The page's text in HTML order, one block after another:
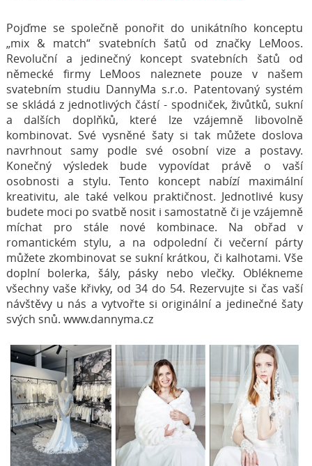
Pojďme se společně ponořit do unikátního konceptu
„mix & match“ svatebních šatů od značky LeMoos.
Revoluční a jedinečný koncept svatebních šatů od
německé firmy LeMoos naleznete pouze v našem
svatebním studiu DannyMa s.r.o. Patentovaný systém
se skládá z jednotlivých částí - spodniček, živůtků, sukní
a dalších doplňků, které lze vzájemně libovolně
kombinovat. Své vysněné šaty si tak můžete doslova
navrhnout samy podle své osobní vize a postavy.
Konečný výsledek bude vypovídat právě o vaší
osobnosti a stylu. Tento koncept nabízí maximální
kreativitu, ale také velkou praktičnost. Jednotlivé kusy
budete moci po svatbě nosit i samostatně či je vzájemně
míchat pro stále nové kombinace. Na obřad v
romantickém stylu, a na odpolední či večerní párty
můžete zkombinovat se sukní krátkou, či kalhotami. Vše
doplní bolerka, šály, pásky nebo vlečky. Oblékneme
všechny vaše křivky, od 34 do 54. Rezervujte si čas vaší
návštěvy u nás a vytvořte si originální a jedinečné šaty
svých snů. www.dannyma.cz